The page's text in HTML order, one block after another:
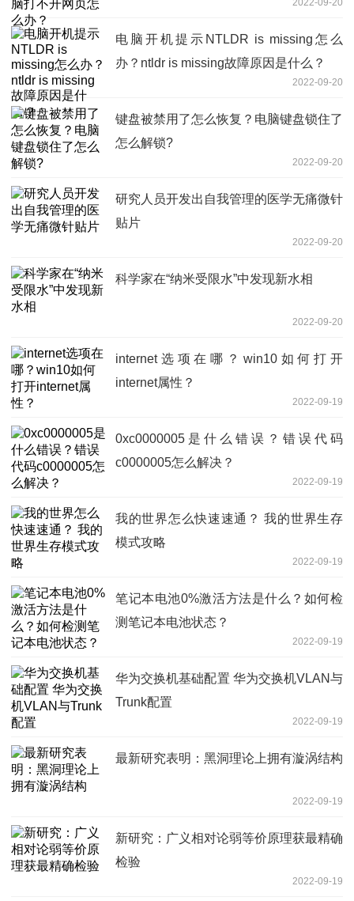
电脑开机提示NTLDR is missing怎么
办？ntldr is missing故障原因是什么？
2022-09-20
键盘被禁用了怎么恢复？电脑键盘锁住了
怎么解锁?
2022-09-20
研究人员开发出自我管理的医学无痛微针
贴片
2022-09-20
科学家在“纳米受限水”中发现新水相
2022-09-20
internet选项在哪？win10如何打开
internet属性？
2022-09-19
0xc0000005是什么错误？错误代码
c0000005怎么解决？
2022-09-19
我的世界怎么快速速通？ 我的世界生存
模式攻略
2022-09-19
笔记本电池0%激活方法是什么？如何检
测笔记本电池状态？
2022-09-19
华为交换机基础配置 华为交换机VLAN与
Trunk配置
2022-09-19
最新研究表明：黑洞理论上拥有漩涡结构
2022-09-19
新研究：广义相对论弱等价原理获最精确
检验
2022-09-19